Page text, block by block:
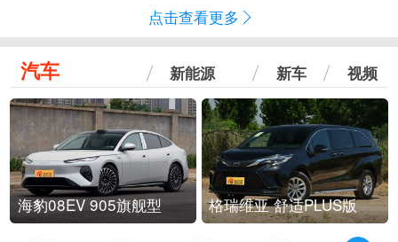
点击查看更多
汽车 新能源 新车 视频
海豹08EV 905旗舰型 格瑞维亚 舒适PLUS版